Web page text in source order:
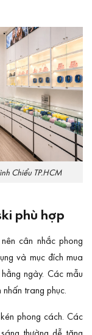
Chiểu TP.HCM
phù hợp
cân nhắc phong
và mục đích mua
ngày. Các mẫu
trang phục.
phong cách. Các